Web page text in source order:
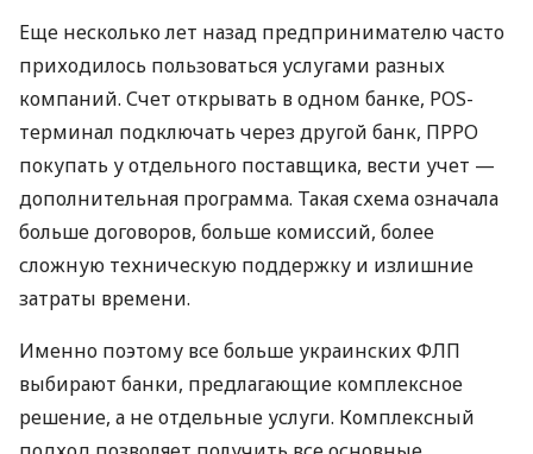
Еще несколько лет назад предпринимателю часто
приходилось пользоваться услугами разных
компаний. Счет открывать в одном банке, POS-
терминал подключать через другой банк, ПРРО
покупать у отдельного поставщика, вести учет —
дополнительная программа. Такая схема означала
больше договоров, больше комиссий, более
сложную техническую поддержку и излишние
затраты времени.
Именно поэтому все больше украинских ФЛП
выбирают банки, предлагающие комплексное
решение, а не отдельные услуги. Комплексный